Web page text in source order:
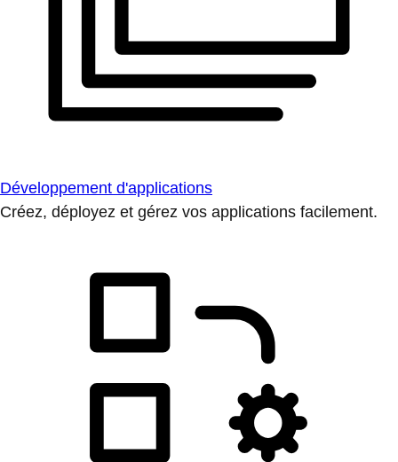
Développement d'applications
Créez, déployez et gérez vos applications facilement.